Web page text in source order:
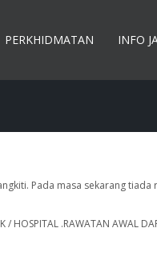
PERKHIDMATAN INFO
Pada masa sekarang tiada
/ HOSPITAL .RAWATAN AWAL